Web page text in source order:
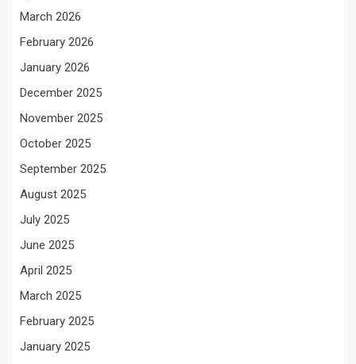
March 2026
February 2026
January 2026
December 2025
November 2025
October 2025
September 2025
August 2025
July 2025
June 2025
April 2025
March 2025
February 2025
January 2025